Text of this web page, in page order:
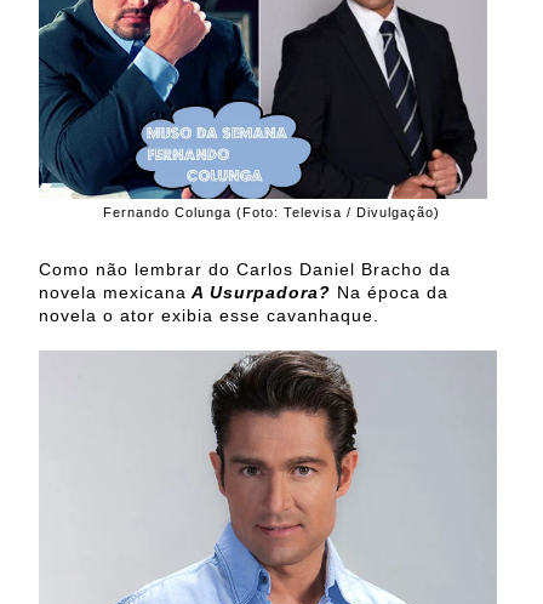
Fernando Colunga (Foto: Televisa / Divulgação)
Como não lembrar do Carlos Daniel Bracho da
novela mexicana A Usurpadora? Na época da
novela o ator exibia esse cavanhaque.